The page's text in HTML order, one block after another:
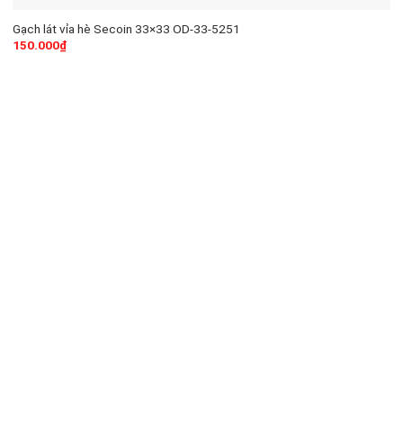
Gạch lát vỉa hè Secoin 33×33 OD-33-5251
150.000₫